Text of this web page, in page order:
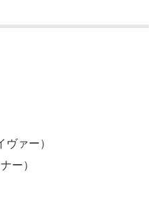
ァー）
ー）